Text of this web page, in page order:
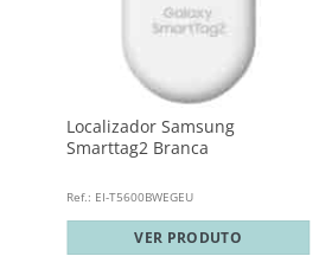
Localizador Samsung
Smarttag2 Branca
Ref.: EI-T5600BWEGEU
VER PRODUTO